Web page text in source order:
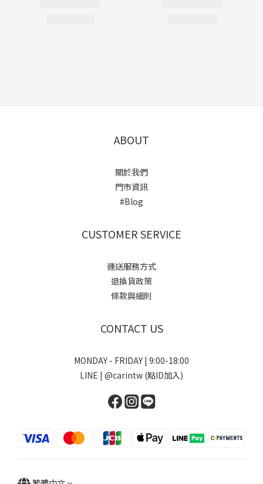
ABOUT
關於我們
門市資訊
#Blog
CUSTOMER SERVICE
運送服務方式
退換貨政策
條款與細則
CONTACT US
MONDAY - FRIDAY | 9:00-18:00
LINE | @carintw (點ID加入)